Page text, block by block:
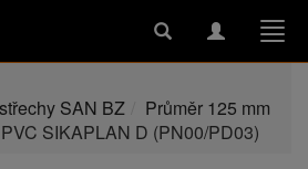
Toggle
Toggle
SAN BZ
Průměr 125 mm
SIKAPLAN D (PN00/PD03)